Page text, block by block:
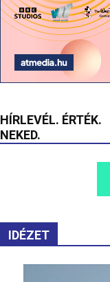
HÍRLEVÉL. ÉRTÉK.
NEKED.
IDÉZET